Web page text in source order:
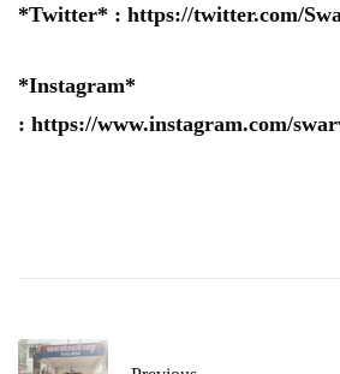
*Twitter* : https://twitter.com/
*Instagram*
: https://www.instagram.com/